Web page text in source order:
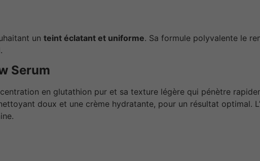
un teint éclatant et uniforme. Sa formule polyvalente le
Serum
en glutathion pur et sa texture légère qui pénètre
doux et une crème hydratante, pour un résultat optimal.